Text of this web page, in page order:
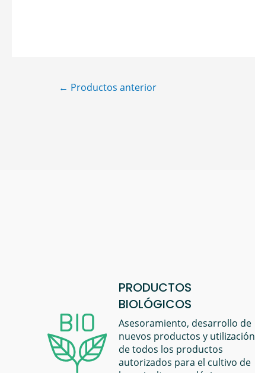
← Productos anterior
PRODUCTOS
BIOLÓGICOS
Asesoramiento, desarrollo de
nuevos productos y utilización
de todos los productos
autorizados para el cultivo de